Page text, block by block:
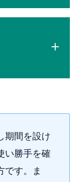
期間を設け
い勝手を確
です。ま